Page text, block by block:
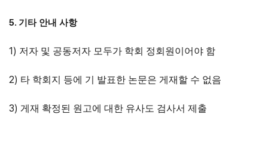
5. 기타 안내 사항
1) 저자 및 공동저자 모두가 학회 정회원이어야 함
2) 타 학회지 등에 기 발표한 논문은 게재할 수 없음
3) 게재 확정된 원고에 대한 유사도 검사서 제출